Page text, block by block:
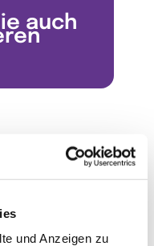
und Anzeigen zu
auch